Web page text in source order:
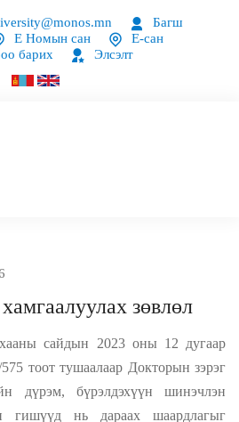
Багш
Е Номын сан
Е-сан
барих
Элсэлт
зөвлөл
сайдын 2023 оны 12 дугаар
тоот тушаалаар Докторын зэрэг
дүрэм, бүрэлдэхүүн шинэчлэн
гишүүд нь дараах шаардлагыг